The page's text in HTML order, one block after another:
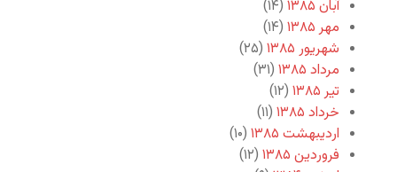
آبان ۱۳۸۵
(۱۴)
مهر ۱۳۸۵
(۱۴)
شهریور ۱۳۸۵
(۲۵)
مرداد ۱۳۸۵
(۳۱)
تیر ۱۳۸۵
(۱۲)
خرداد ۱۳۸۵
(۱۱)
اردیبهشت ۱۳۸۵
(۱۰)
فروردین ۱۳۸۵
(۱۲)